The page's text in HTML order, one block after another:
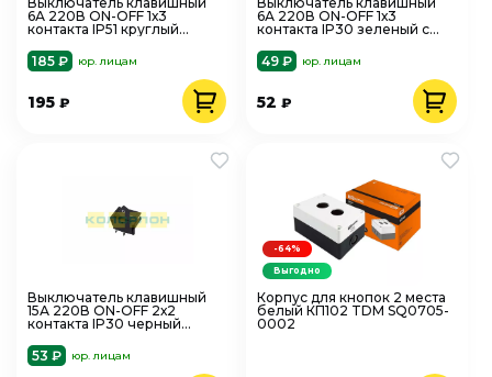
6А 220В ON-OFF 1х3
контакта IP51 круглый
REXANT 36-2597
185 ₽ юр. лицам
195 ₽
6А 220В ON-OFF 1х3
контакта IP30 зеленый с
49 ₽
юр. лицам
52₽
Выключатель клавишный
15А 220В ON-OFF 2х2
контакта IP30 черный
53 ₽
юр. лицам
Корпус для кнопок 2 места
белый КП102 TDM SQ0705-
0002
-64%
Выгодно